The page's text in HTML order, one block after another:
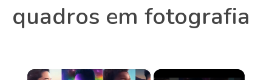
quadros em fotografia
×